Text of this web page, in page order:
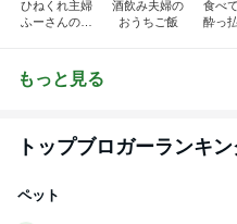
ひねくれ主婦
ふーさんの晩
酒飲み夫婦の
おうちご飯
食べ
酔っ
もっと見る
トップブロガーランキン
ペット